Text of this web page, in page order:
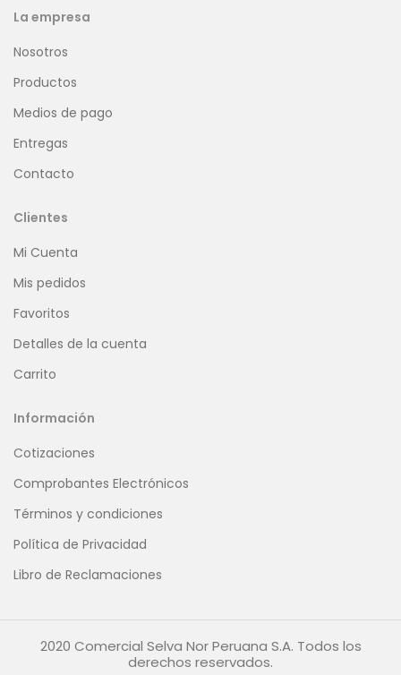
La empresa
Nosotros
Productos
Medios de pago
Entregas
Contacto
Clientes
Mi Cuenta
Mis pedidos
Favoritos
Detalles de la cuenta
Carrito
Información
Cotizaciones
Comprobantes Electrónicos
Términos y condiciones
Política de Privacidad
Libro de Reclamaciones
2020 Comercial Selva Nor Peruana S.A. Todos los
derechos reservados.